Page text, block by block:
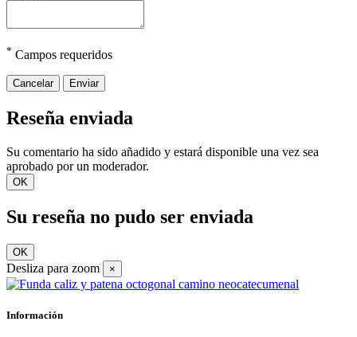
* Campos requeridos
Cancelar Enviar
Reseña enviada
Su comentario ha sido añadido y estará disponible una vez sea
aprobado por un moderador.
OK
Su reseña no pudo ser enviada
OK
Desliza para zoom ×
Información